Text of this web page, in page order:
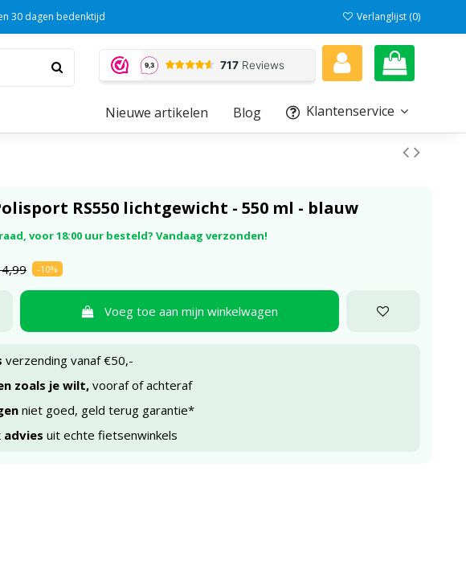
30 dagen bedenktijd Verlanglijst (0)
Klantenservice
Blog
Nieuwe artikelen
RS550 lichtgewicht - 550 ml - blauw
voor 18:00 uur besteld? Vandaag verzonden!
-10%
Voeg toe aan mijn winkelwagen
verzending vanaf €50,-
zoals je wilt,vooraf of achteraf
niet goed, geld terug garantie*
advies uit echte fietsenwinkels